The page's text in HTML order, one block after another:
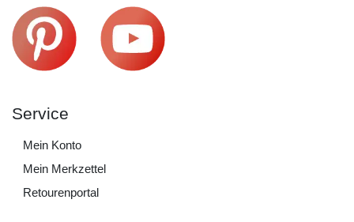
Service
Mein Konto
Mein Merkzettel
Retourenportal